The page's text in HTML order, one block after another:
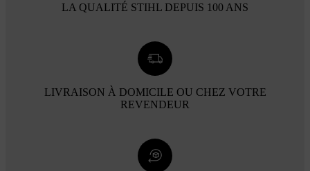
LA QUALITÉ STIHL DEPUIS 100 ANS
LIVRAISON À DOMICILE OU CHEZ VOTRE
REVENDEUR